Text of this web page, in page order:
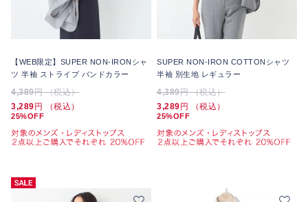
【WEB限定】SUPER NON-IRONシャ
ツ 半袖 ストライプ バンドカラー
4,389円 （税込）
3,289 円 （税込）
25%OFF
SUPER NON-IRON COTTONシャツ
半袖 別生地 レギュラー
4,389円 （税込）
3,289 円 （税込）
25%OFF